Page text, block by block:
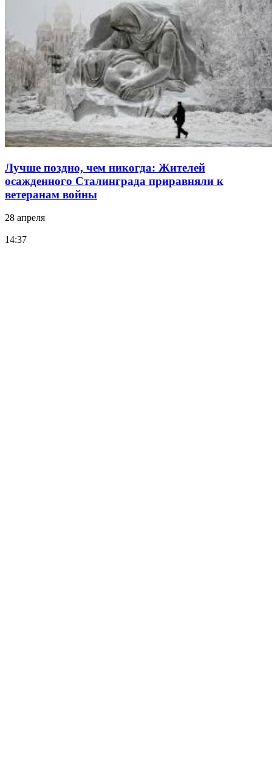
Лучше поздно, чем никогда: Жителей
осажденного Сталинграда приравняли к
ветеранам войны
28 апреля
14:37